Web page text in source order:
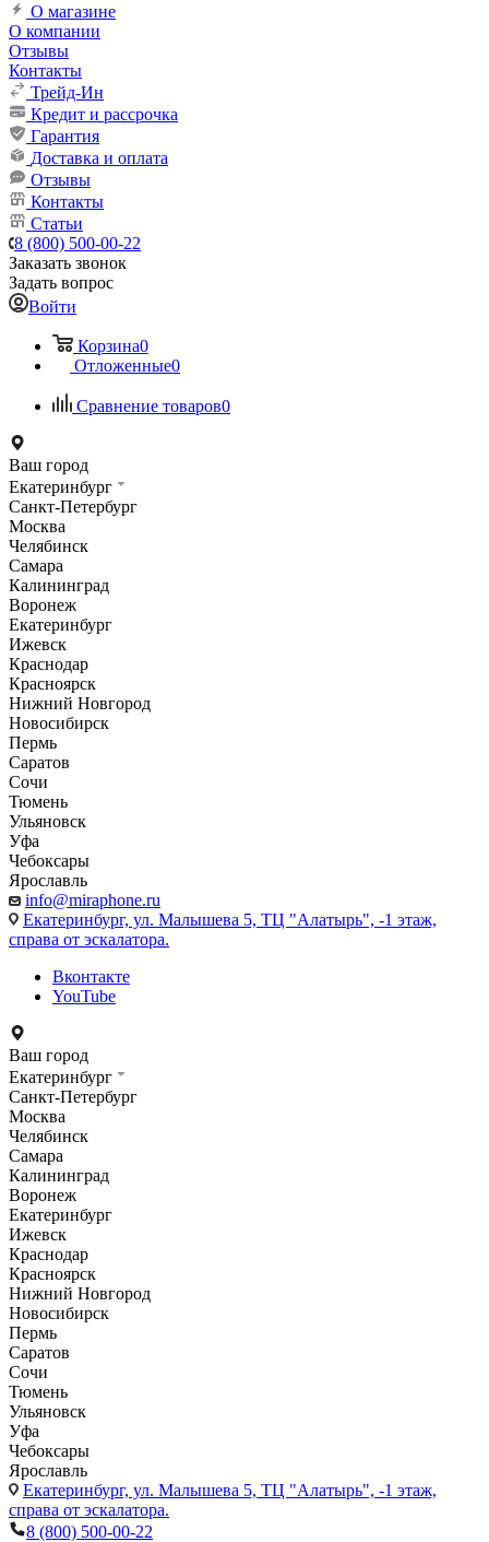
О магазине
О компании
Отзывы
Контакты
Трейд-Ин
Кредит и рассрочка
Гарантия
Доставка и оплата
Отзывы
Контакты
Статьи
8 (800) 500-00-22
Заказать звонок
Задать вопрос
Войти
Корзина0
Отложенные0
Сравнение товаров0
Ваш город
Екатеринбург
Санкт-Петербург
Москва
Челябинск
Самара
Калининград
Воронеж
Екатеринбург
Ижевск
Краснодар
Красноярск
Нижний Новгород
Новосибирск
Пермь
Саратов
Сочи
Тюмень
Ульяновск
Уфа
Чебоксары
Ярославль
info@miraphone.ru
Екатеринбург, ул. Малышева 5, ТЦ "Алатырь", -1 этаж,
справа от эскалатора.
Вконтакте
YouTube
Ваш город
Екатеринбург
Санкт-Петербург
Москва
Челябинск
Самара
Калининград
Воронеж
Екатеринбург
Ижевск
Краснодар
Красноярск
Нижний Новгород
Новосибирск
Пермь
Саратов
Сочи
Тюмень
Ульяновск
Уфа
Чебоксары
Ярославль
Екатеринбург, ул. Малышева 5, ТЦ "Алатырь", -1 этаж,
справа от эскалатора.
8 (800) 500-00-22